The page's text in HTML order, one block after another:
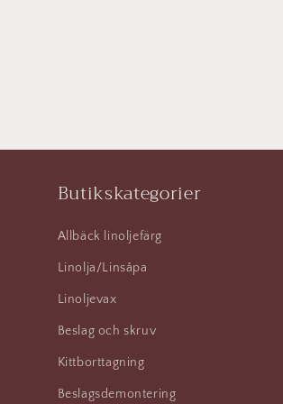
Butikskategorier
Allbäck linoljefärg
Linolja/Linsåpa
Linoljevax
Beslag och skruv
Kittborttagning
Beslagsdemontering